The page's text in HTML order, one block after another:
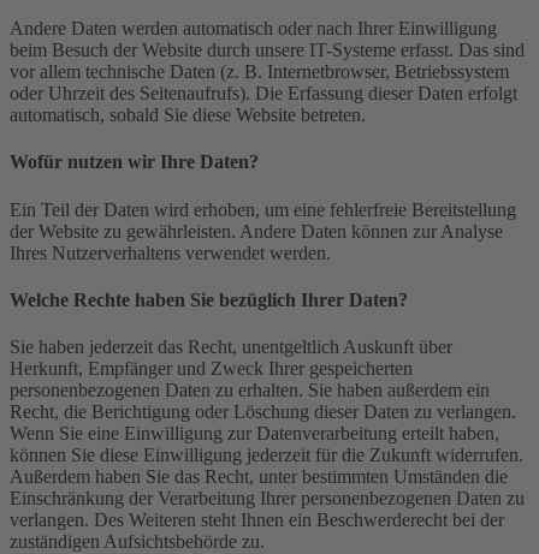
Andere Daten werden automatisch oder nach Ihrer Einwilligung
beim Besuch der Website durch unsere IT-Systeme erfasst. Das sind
vor allem technische Daten (z. B. Internetbrowser, Betriebssystem
oder Uhrzeit des Seitenaufrufs). Die Erfassung dieser Daten erfolgt
automatisch, sobald Sie diese Website betreten.
Wofür nutzen wir Ihre Daten?
Ein Teil der Daten wird erhoben, um eine fehlerfreie Bereitstellung
der Website zu gewährleisten. Andere Daten können zur Analyse
Ihres Nutzerverhaltens verwendet werden.
Welche Rechte haben Sie bezüglich Ihrer Daten?
Sie haben jederzeit das Recht, unentgeltlich Auskunft über
Herkunft, Empfänger und Zweck Ihrer gespeicherten
personenbezogenen Daten zu erhalten. Sie haben außerdem ein
Recht, die Berichtigung oder Löschung dieser Daten zu verlangen.
Wenn Sie eine Einwilligung zur Datenverarbeitung erteilt haben,
können Sie diese Einwilligung jederzeit für die Zukunft widerrufen.
Außerdem haben Sie das Recht, unter bestimmten Umständen die
Einschränkung der Verarbeitung Ihrer personenbezogenen Daten zu
verlangen. Des Weiteren steht Ihnen ein Beschwerderecht bei der
zuständigen Aufsichtsbehörde zu.